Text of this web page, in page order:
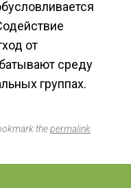
от
среду
группах.
thepermalink